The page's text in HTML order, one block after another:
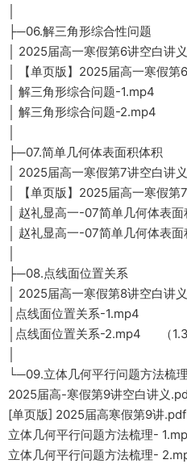
├─06.解三角形综合性问题
│ 2025届高一寒假第6讲空白讲
│ 【单页版】2025届高一寒假第
│ 解三角形综合问题-1.mp4
│ 解三角形综合问题-2.mp4
├─07.简单几何体表面积体积
│ 2025届高一寒假第7讲空白讲
│ 【单页版】2025届高一寒假第
│ 赵礼显高一-07简单几何体表
│ 赵礼显高一-07简单几何体表
├─08.点线面位置关系
│ 2025届高一寒假第8讲空白讲
│点线面位置关系-1.mp4
│点线面位置关系-2.mp4 （
└─09.立体几何平行问题方法梳理
2025届高-寒假第9讲空白讲义
[单页版] 2025届高寒假第9讲.pdf
立体几何平行问题方法梳理-
立体几何平行问题方法梳理-